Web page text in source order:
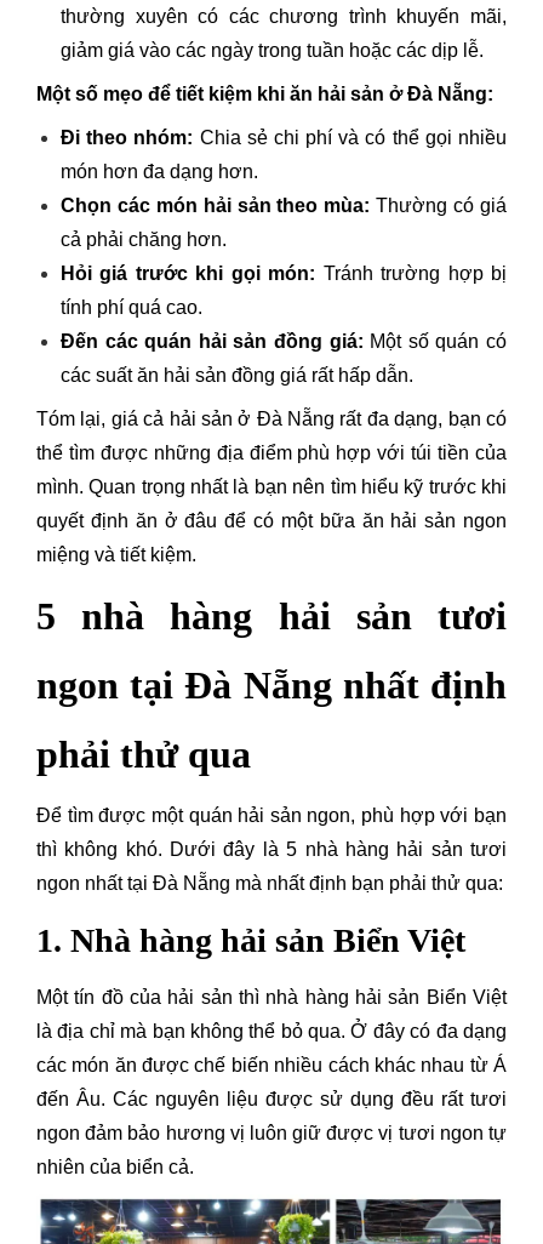
thường xuyên có các chương trình khuyến mãi,
giảm giá vào các ngày trong tuần hoặc các dịp lễ.
Một số mẹo để tiết kiệm khi ăn hải sản ở Đà Nẵng:
Đi theo nhóm: Chia sẻ chi phí và có thể gọi nhiều
món hơn đa dạng hơn.
Chọn các món hải sản theo mùa: Thường có giá
cả phải chăng hơn.
Hỏi giá trước khi gọi món: Tránh trường hợp bị
tính phí quá cao.
Đến các quán hải sản đồng giá: Một số quán có
các suất ăn hải sản đồng giá rất hấp dẫn.
Tóm lại, giá cả hải sản ở Đà Nẵng rất đa dạng, bạn có
thể tìm được những địa điểm phù hợp với túi tiền của
mình. Quan trọng nhất là bạn nên tìm hiểu kỹ trước khi
quyết định ăn ở đâu để có một bữa ăn hải sản ngon
miệng và tiết kiệm.
5 nhà hàng hải sản tươi
ngon tại Đà Nẵng nhất định
phải thử qua
Để tìm được một quán hải sản ngon, phù hợp với bạn
thì không khó. Dưới đây là 5 nhà hàng hải sản tươi
ngon nhất tại Đà Nẵng mà nhất định bạn phải thử qua:
1. Nhà hàng hải sản Biển Việt
Một tín đồ của hải sản thì nhà hàng hải sản Biển Việt
là địa chỉ mà bạn không thể bỏ qua. Ở đây có đa dạng
các món ăn được chế biến nhiều cách khác nhau từ Á
đến Âu. Các nguyên liệu được sử dụng đều rất tươi
ngon đảm bảo hương vị luôn giữ được vị tươi ngon tự
nhiên của biển cả.